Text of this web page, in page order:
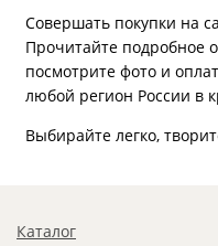
Совершать покупки на
Прочитайте подробное
посмотрите фото и
любой регион России в
Выбирайте легко,
Каталог